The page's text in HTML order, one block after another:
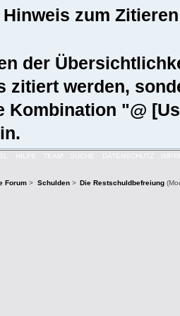
Hinweis zum
der
zitiert werden,
Kombination "@
HILFE TEAM SUCHE DATENSCHUTZ
Forum > Schulden> Die Restschuldbefreiung